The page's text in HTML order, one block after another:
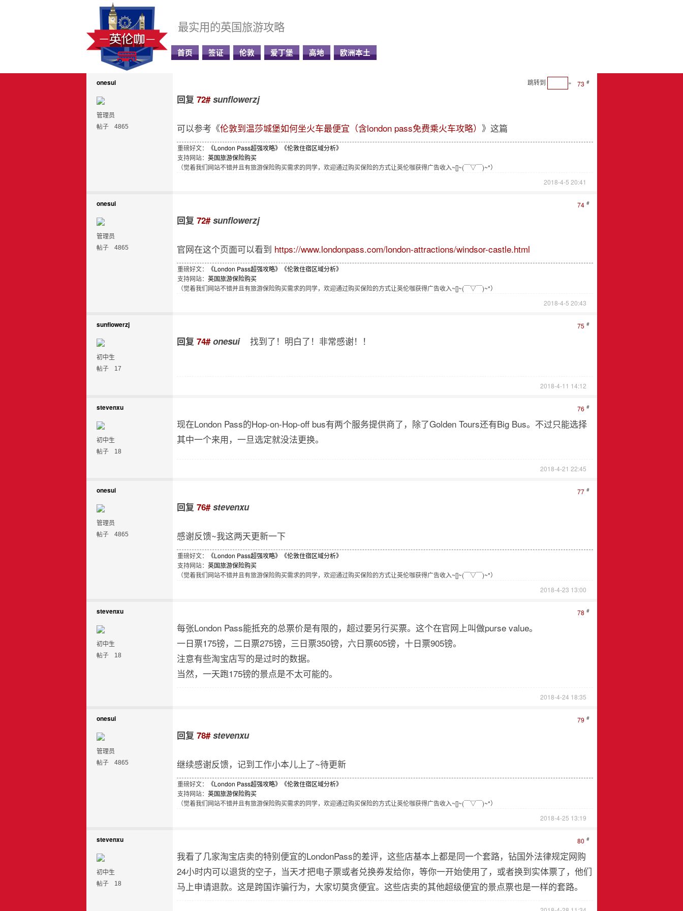
最实用的英国旅游攻略
首页 签证 伦敦 爱丁堡 高地 欧洲本土
onesui
管理员
帖子 4865
73 #
跳转到 »
回复 72# sunflowerzj
可以参考《伦敦到温莎城堡如何坐火车最便宜（含london pass免费乘火车攻略） 》这篇
重磅好文： 《London Pass超强攻略》
《伦敦住宿区域分析》
支持网站： 英国旅游保险购买
（觉着我们网站不错并且有旅游保险购买需求的同学，欢迎通过购买保险的方式让英伦咖获得广告收入~[]~(￣▽￣)~*）
2018-4-5 20:41
onesui
管理员
帖子 4865
74 #
回复 72# sunflowerzj
官网在这个页面可以看到 https://www.londonpass.com/london-attractions/windsor-castle.html
重磅好文： 《London Pass超强攻略》
《伦敦住宿区域分析》
支持网站： 英国旅游保险购买
（觉着我们网站不错并且有旅游保险购买需求的同学，欢迎通过购买保险的方式让英伦咖获得广告收入~[]~(￣▽￣)~*）
2018-4-5 20:43
sunflowerzj
初中生
帖子 17
75 #
回复 74# onesui 找到了！明白了！非常感谢！！
2018-4-11 14:12
stevenxu
初中生
帖子 18
76 #
现在London Pass的Hop-on-Hop-off bus有两个服务提供商了，除了Golden Tours还有Big Bus。不过只能选择
其中一个来用，一旦选定就没法更换。
2018-4-21 22:45
onesui
管理员
帖子 4865
77 #
回复 76# stevenxu
感谢反馈~我这两天更新一下
重磅好文： 《London Pass超强攻略》
《伦敦住宿区域分析》
支持网站： 英国旅游保险购买
（觉着我们网站不错并且有旅游保险购买需求的同学，欢迎通过购买保险的方式让英伦咖获得广告收入~[]~(￣▽￣)~*）
2018-4-23 13:00
stevenxu
初中生
帖子 18
78 #
每张London Pass能抵充的总票价是有限的，超过要另行买票。这个在官网上叫做purse value。
一日票175镑，二日票275镑，三日票350镑，六日票605镑，十日票905镑。
注意有些淘宝店写的是过时的数据。
当然，一天跑175镑的景点是不太可能的。
2018-4-24 18:35
onesui
管理员
帖子 4865
79 #
回复 78# stevenxu
继续感谢反馈，记到工作小本儿上了~待更新
重磅好文： 《London Pass超强攻略》
《伦敦住宿区域分析》
支持网站： 英国旅游保险购买
（觉着我们网站不错并且有旅游保险购买需求的同学，欢迎通过购买保险的方式让英伦咖获得广告收入~[]~(￣▽￣)~*）
2018-4-25 13:19
stevenxu
初中生
帖子 18
80 #
我看了几家淘宝店卖的特别便宜的LondonPass的差评，这些店基本上都是同一个套路，钻国外法律规定网购
24小时内可以退货的空子，当天才把电子票或者兑换券发给你，等你一开始使用了，或者换到实体票了，他们
马上申请退款。这是跨国诈骗行为，大家切莫贪便宜。这些店卖的其他超级便宜的景点票也是一样的套路。